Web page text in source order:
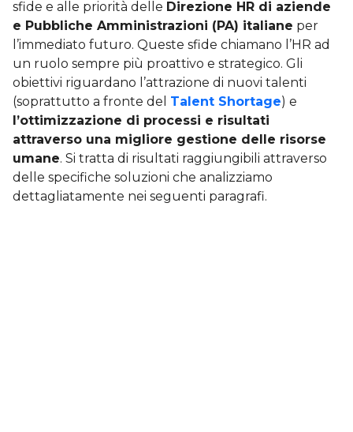
sfide e alle priorità delle Direzione HR di aziende
e Pubbliche Amministrazioni (PA) italiane per
l’immediato futuro. Queste sfide chiamano l’HR ad
un ruolo sempre più proattivo e strategico. Gli
obiettivi riguardano l’attrazione di nuovi talenti
(soprattutto a fronte del Talent Shortage) e
l’ottimizzazione di processi e risultati
attraverso una migliore gestione delle risorse
umane. Si tratta di risultati raggiungibili attraverso
delle specifiche soluzioni che analizziamo
dettagliatamente nei seguenti paragrafi.